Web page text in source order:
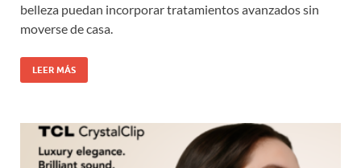
belleza puedan incorporar tratamientos avanzados sin
moverse de casa.
LEER MÁS